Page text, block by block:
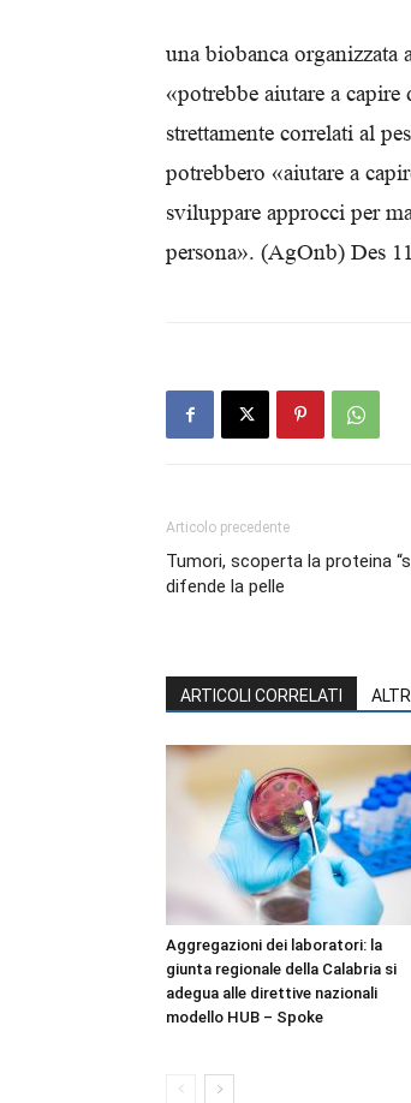
una biobanca organizzata
«potrebbe aiutare a
strettamente correlati al
potrebbero «aiutare a
sviluppare approcci per
persona». (AgOnb) Des
Articolo precedente
Tumori, scoperta la proteina
difende la pelle
ARTICOLI CORRELATI
Aggregazioni dei laboratori: la
giunta regionale della Calabria si
adegua alle direttive nazionali
modello HUB – Spoke